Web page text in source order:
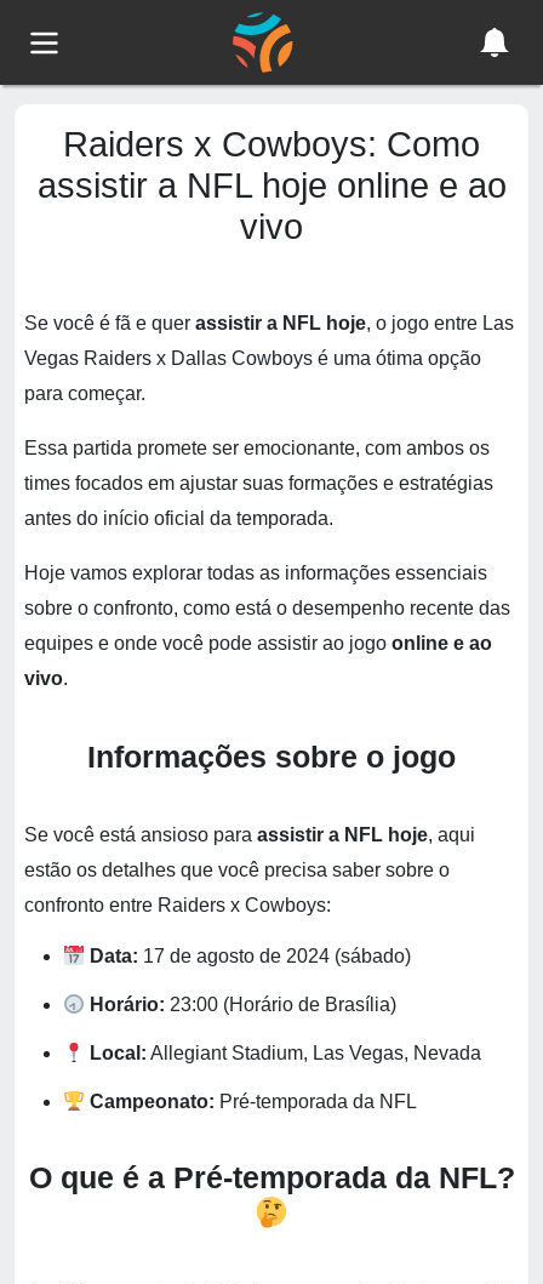
Raiders x Cowboys: Como
assistir a NFL hoje online e ao
vivo
Se você é fã e quer assistir a NFL hoje, o jogo entre Las
Vegas Raiders x Dallas Cowboys é uma ótima opção
para começar.
Essa partida promete ser emocionante, com ambos os
times focados em ajustar suas formações e estratégias
antes do início oficial da temporada.
Hoje vamos explorar todas as informações essenciais
sobre o confronto, como está o desempenho recente das
equipes e onde você pode assistir ao jogo online e ao
vivo.
Informações sobre o jogo
Se você está ansioso para assistir a NFL hoje, aqui
estão os detalhes que você precisa saber sobre o
confronto entre Raiders x Cowboys:
Data: 17 de agosto de 2024 (sábado)
Horário: 23:00 (Horário de Brasília)
Local: Allegiant Stadium, Las Vegas, Nevada
Campeonato: Pré-temporada da NFL
O que é a Pré-temporada da NFL?